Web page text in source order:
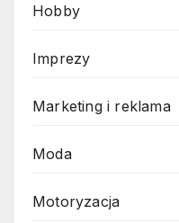
Hobby
Imprezy
Marketing i reklama
Moda
Motoryzacja